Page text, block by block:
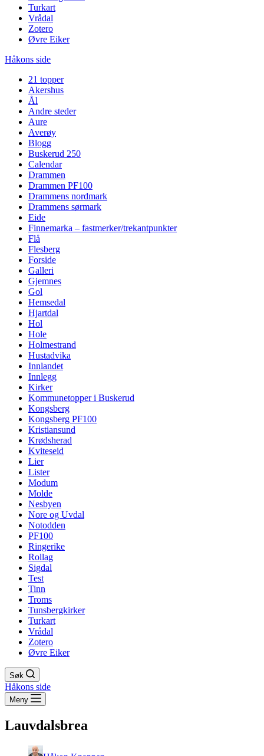
Turkart
Vrådal
Zotero
Øvre Eiker
Håkons side
21 topper
Akershus
Ål
Andre steder
Aure
Averøy
Blogg
Buskerud 250
Calendar
Drammen
Drammen PF100
Drammens nordmark
Drammens sørmark
Eide
Finnemarka – fastmerker/trekantpunkter
Flå
Flesberg
Forside
Galleri
Gjemnes
Gol
Hemsedal
Hjartdal
Hol
Hole
Holmestrand
Hustadvika
Innlandet
Innlegg
Kirker
Kommunetopper i Buskerud
Kongsberg
Kongsberg PF100
Kristiansund
Krødsherad
Kviteseid
Lier
Lister
Modum
Molde
Nesbyen
Nore og Uvdal
Notodden
PF100
Ringerike
Rollag
Sigdal
Test
Tinn
Troms
Tunsbergkirker
Turkart
Vrådal
Zotero
Øvre Eiker
Søk
Håkons side
Meny
Lauvdalsbrea